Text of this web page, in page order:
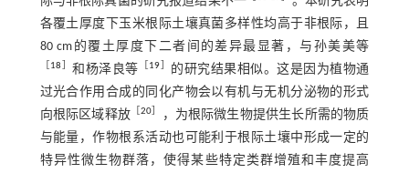
各覆土厚度下玉米根际土壤真菌多样性均高于非根际，且
80 cm的覆土厚度下二者间的差异最显著，与孙美美等
18 ］和杨泽良等 19
的研究结果相似。这是因为植物通
过光合作用合成的同化产物会以有机与无机分泌物的形式
向根际区域释放［20
，为根际微生物提供生长所需的物质
与能量，作物根系活动也可能利于根际土壤中形成一定的
特异性微生物群落，使得某些特定类群增殖和丰度提高